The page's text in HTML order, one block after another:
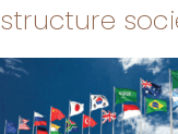
structure